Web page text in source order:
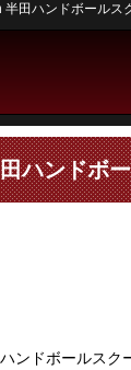
半田ハンドボールス
ハンドボ
ンドボールス